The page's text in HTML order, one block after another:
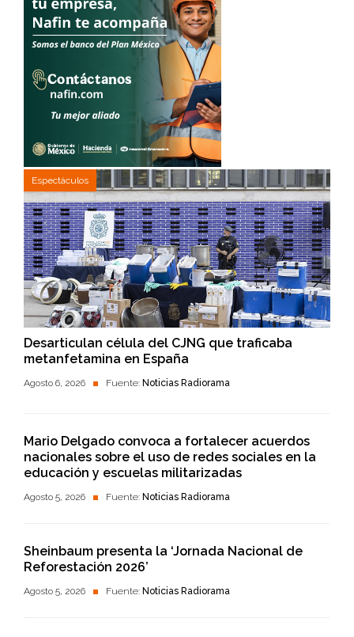
Espectáculos
Desarticulan célula del CJNG que traficaba
metanfetamina en España
Agosto 6, 2026 Fuente: Noticias Radiorama
Mario Delgado convoca a fortalecer acuerdos
nacionales sobre el uso de redes sociales en la
educación y escuelas militarizadas
Agosto 5, 2026 Fuente: Noticias Radiorama
Sheinbaum presenta la ‘Jornada Nacional de
Reforestación 2026’
Agosto 5, 2026 Fuente: Noticias Radiorama